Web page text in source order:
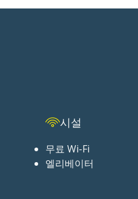
시설
무료 Wi-Fi
엘리베이터